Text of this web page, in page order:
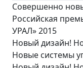
Совершенно
Российская
УРАЛ» 2015
Новый дизайн!
Новые системы